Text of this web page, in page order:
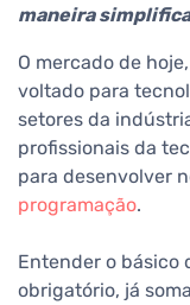
maneira
O mercado de
voltado para
setores da
profissionais da
para desenvolver
programação.
Entender o básico
obrigatório, já